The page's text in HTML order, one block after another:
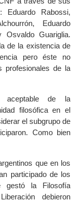
Eduardo Rabossi,
Eduardo
Osvaldo Guariglia.
de la existencia de
pero éste no
profesionales de la
aceptable de la
filosófica en el
el subgrupo de
Como bien
que en los
participado de los
la Filosofía
debieron